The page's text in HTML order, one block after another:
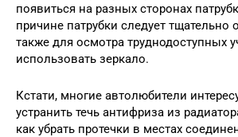
появиться на разных сторонах
причине патрубки следует тщательно
также для осмотра труднодоступных
использовать зеркало.
Кстати, многие автолюбители
устранить течь антифриза из
как убрать протечки в местах